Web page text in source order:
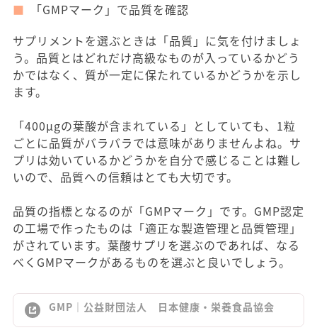
「GMPマーク」で品質を確認
サプリメントを選ぶときは「品質」に気を付けましょ
う。品質とはどれだけ高級なものが入っているかどう
かではなく、質が一定に保たれているかどうかを示し
ます。
「400μgの葉酸が含まれている」としていても、1粒
ごとに品質がバラバラでは意味がありませんよね。サ
プリは効いているかどうかを自分で感じることは難し
いので、品質への信頼はとても大切です。
品質の指標となるのが「GMPマーク」です。GMP認定
の工場で作ったものは「適正な製造管理と品質管理」
がされています。葉酸サプリを選ぶのであれば、なる
べくGMPマークがあるものを選ぶと良いでしょう。
GMP｜公益財団法人 日本健康・栄養食品協会